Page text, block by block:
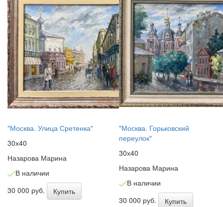
"Москва. Улица Сретенка"
30х40
Назарова Марина
В наличии
30 000 руб.
Купить
"Москва. Горьковский
переулок"
30х40
Назарова Марина
В наличии
30 000 руб.
Купить